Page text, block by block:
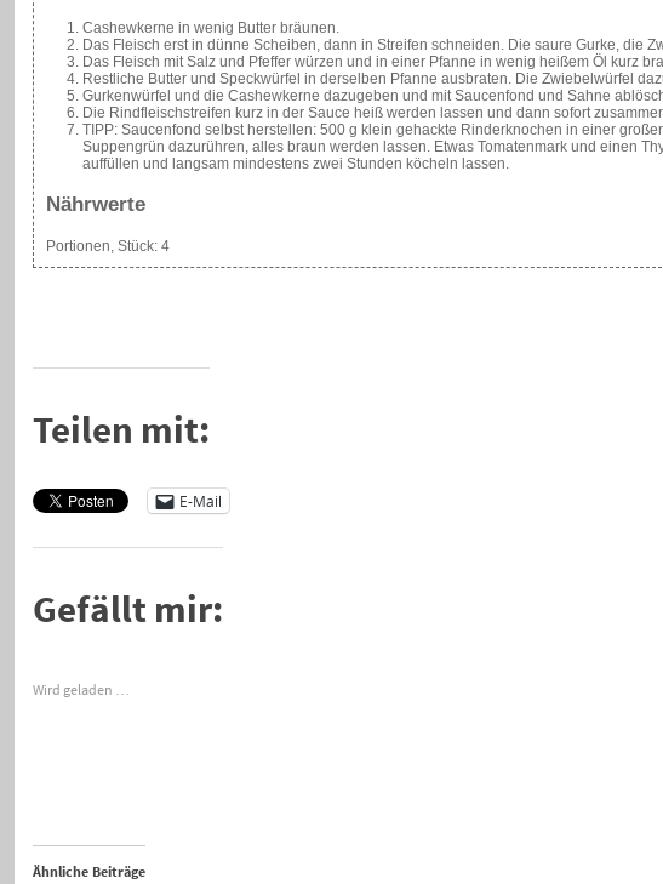
Cashewkerne in wenig Butter bräunen.
Das Fleisch erst in dünne Scheiben, dann in Streifen schneiden. Die saure Gurke, die
Das Fleisch mit Salz und Pfeffer würzen und in einer Pfanne in wenig heißem Öl kurz
Restliche Butter und Speckwürfel in derselben Pfanne ausbraten. Die Zwiebelwürfel
Gurkenwürfel und die Cashewkerne dazugeben und mit Saucenfond und Sahne
Die Rindfleischstreifen kurz in der Sauce heiß werden lassen und dann sofort
TIPP: Saucenfond selbst herstellen: 500 g klein gehackte Rinderknochen in einer
Suppengrün dazurühren, alles braun werden lassen. Etwas Tomatenmark und einen
auffüllen und langsam mindestens zwei Stunden köcheln lassen.
Nährwerte
Portionen, Stück: 4
Teilen mit:
E-Mail
Gefällt mir:
Wird geladen …
Ähnliche Beiträge